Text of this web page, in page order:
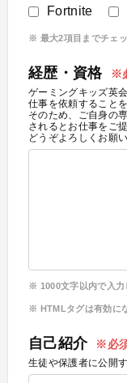
Fortnite
最大2項目までチェ
経歴・資格
ゲーミングキッズ英
仕事を依頼すること
そのため、ご自身の
されるとお仕事をご
どうぞよろしくお願
1000文字以内で入力
HTMLタグは有効に
自己紹介
生徒や保護者に公開